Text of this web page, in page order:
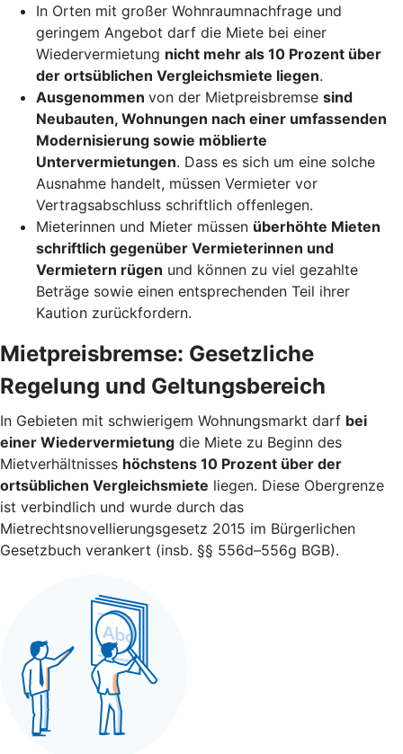
In Orten mit großer Wohnraumnachfrage und
geringem Angebot darf die Miete bei einer
Wiedervermietung nicht mehr als 10 Prozent über
der ortsüblichen Vergleichsmiete liegen.
Ausgenommen von der Mietpreisbremse sind
Neubauten, Wohnungen nach einer umfassenden
Modernisierung sowie möblierte
Untervermietungen. Dass es sich um eine solche
Ausnahme handelt, müssen Vermieter vor
Vertragsabschluss schriftlich offenlegen.
Mieterinnen und Mieter müssen überhöhte Mieten
schriftlich gegenüber Vermieterinnen und
Vermietern rügen und können zu viel gezahlte
Beträge sowie einen entsprechenden Teil ihrer
Kaution zurückfordern.
Mietpreisbremse: Gesetzliche
Regelung und Geltungsbereich
In Gebieten mit schwierigem Wohnungsmarkt darf bei
einer Wiedervermietung die Miete zu Beginn des
Mietverhältnisses höchstens 10 Prozent über der
ortsüblichen Vergleichsmiete liegen. Diese Obergrenze
ist verbindlich und wurde durch das
Mietrechtsnovellierungsgesetz 2015 im Bürgerlichen
Gesetzbuch verankert (insb. §§ 556d–556g BGB).